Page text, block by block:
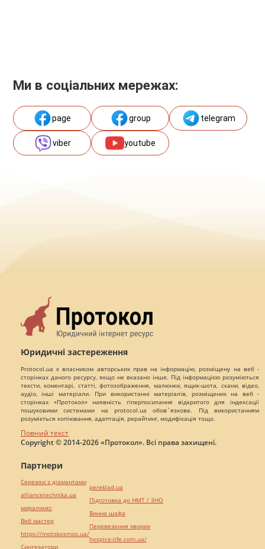
Ми в соціальних мережах:
page group telegram
viber youtube
Юридичні застереження
Protocol.ua є власником авторських прав на інформацію, розміщену на веб -
сторінках даного ресурсу, якщо не вказано інше. Під інформацією розуміються
тексти, коментарі, статті, фотозображення, малюнки, ящик-шота, скани, відео,
аудіо, інші матеріали. При використанні матеріалів, розміщених на веб -
сторінках «Протокол» наявність гіперпосилання відкритого для індексації
пошуковими системами на protocol.ua обов`язкове. Під використанням
розуміється копіювання, адаптація, рерайтинг, модифікація тощо.
Повний текст
Copyright © 2014-2026 «Протокол». Всі права захищені.
Партнери
Сережки з діамантами
alliancetechnika.ua
миралинкс
Веб мастер
https://motokosmos.ua/
Синтезатори
pereklad.ua
Підготовка до НМТ / ЗНО
Винна шафа
Перевезення хворих
hospice-life.com.ua/